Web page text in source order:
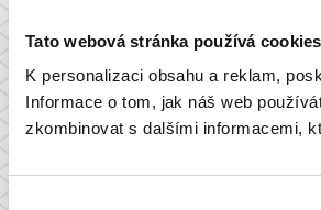
Tato webová stránka používá cookies
K personalizaci obsahu a reklam,
Informace o tom, jak náš web
zkombinovat s dalšími informacemi,